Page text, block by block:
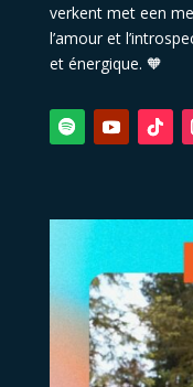
verkent met een
l’amour et
et énergique. 🧡